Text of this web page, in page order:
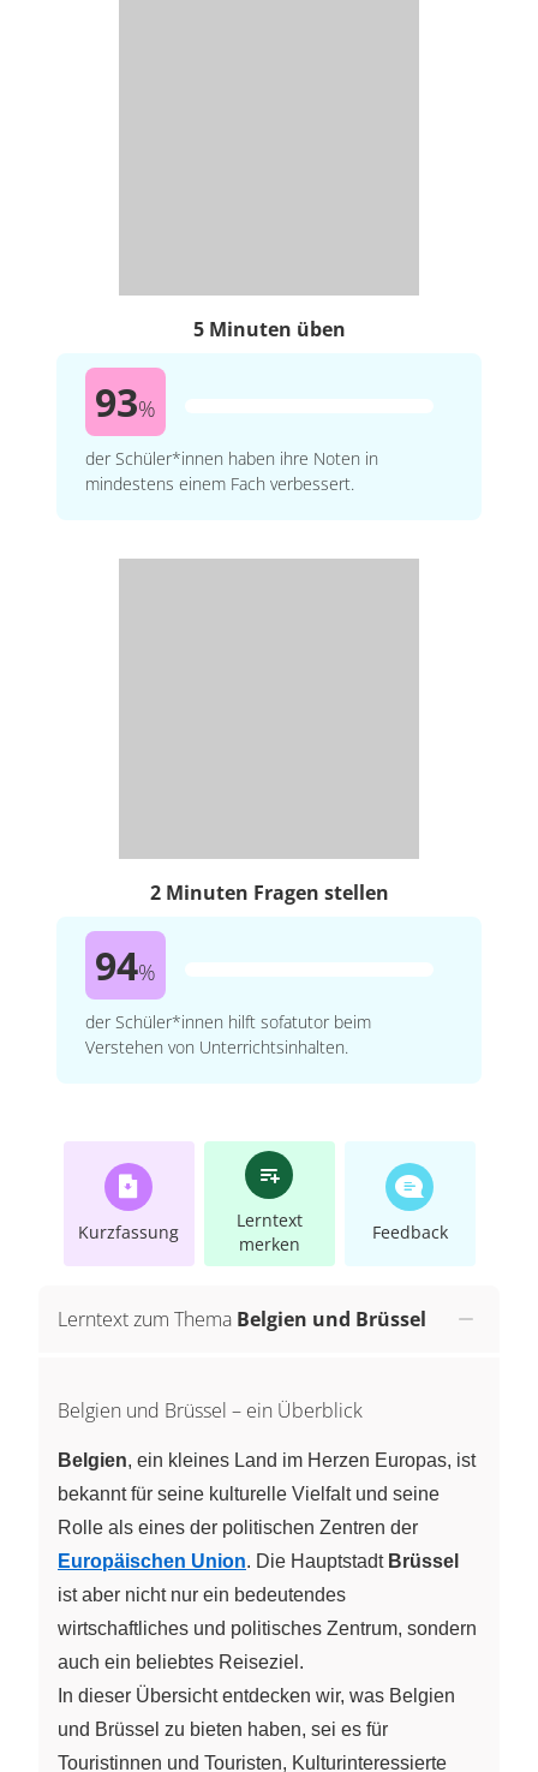
5 Minuten üben
93%
der Schüler*innen haben ihre Noten in
mindestens einem Fach verbessert.
2 Minuten Fragen stellen
94%
der Schüler*innen hilft sofatutor beim
Verstehen von Unterrichtsinhalten.
Kurzfassung
Lerntext
merken
Feedback
Lerntext zum Thema Belgien und Brüssel
Belgien und Brüssel – ein Überblick
Belgien, ein kleines Land im Herzen Europas, ist
bekannt für seine kulturelle Vielfalt und seine
Rolle als eines der politischen Zentren der
Europäischen Union. Die Hauptstadt Brüssel
ist aber nicht nur ein bedeutendes
wirtschaftliches und politisches Zentrum, sondern
auch ein beliebtes Reiseziel.
In dieser Übersicht entdecken wir, was Belgien
und Brüssel zu bieten haben, sei es für
Touristinnen und Touristen, Kulturinteressierte